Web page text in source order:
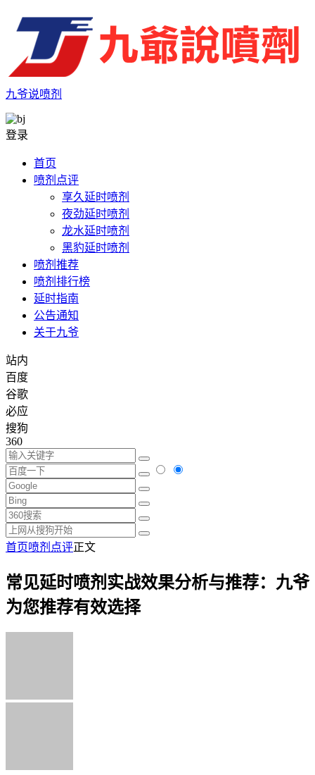
九爷说喷剂
登录
首页
喷剂点评
享久延时喷剂
夜劲延时喷剂
龙水延时喷剂
黑豹延时喷剂
喷剂推荐
喷剂排行榜
延时指南
公告通知
关于九爷
站内
百度
谷歌
必应
搜狗
360
首页喷剂点评正文
常见延时喷剂实战效果分析与推荐：九爷
为您推荐有效选择